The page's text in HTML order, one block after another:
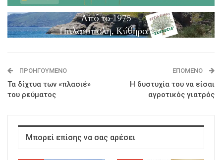
ΠΡΟΗΓΟΎΜΕΝΟ
Τα δίχτυα των «πλασιέ»
του ρεύματος
ΕΠΌΜΕΝΟ
Η δυστυχία του να είσαι
αγροτικός γιατρός
Μπορεί επίσης να σας αρέσει